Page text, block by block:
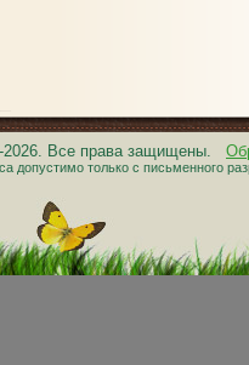
2026. Все права защищены.
допустимо только с письменного